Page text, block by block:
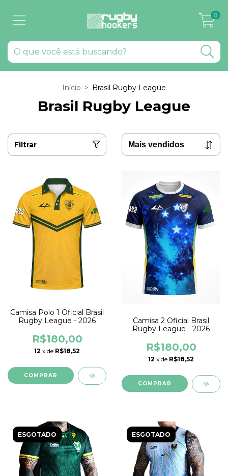
0
Início > Brasil Rugby League
Brasil Rugby League
Filtrar
Camisa Polo 1 Oficial Brasil
Rugby League - 2026
R$180,00
12 x de R$18,52
COMPRAR
Camisa 2 Oficial Brasil
Rugby League - 2026
R$180,00
12 x de R$18,52
COMPRAR
ESGOTADO ESGOTADO